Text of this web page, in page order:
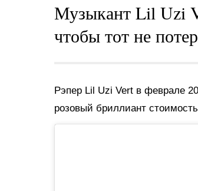
Музыкант Lil Uzi
чтобы тот не
Рэпер Lil Uzi Vert в феврале
розовый бриллиант